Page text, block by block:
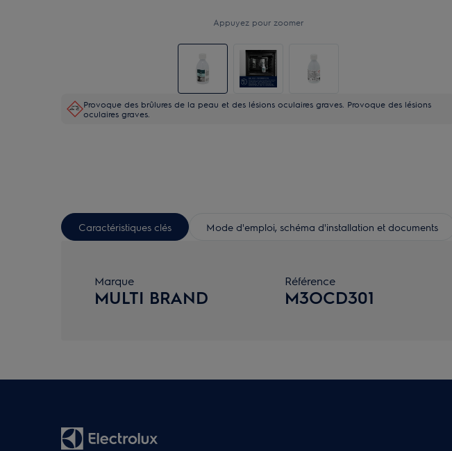
Appuyez pour zoomer
Provoque des brûlures de la peau et des lésions oculaires graves. Provoque des lésions
oculaires graves.
Caractéristiques clés Mode d'emploi, schéma d'installation et documents
Marque
MULTI BRAND
Référence
M3OCD301